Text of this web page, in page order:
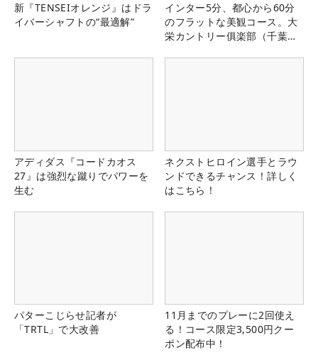
新『TENSEIオレンジ』はドラ
イバーシャフトの“最適解”
インター5分、都心から60分
のフラットな美観コース。大
栄カントリー俱楽部（千葉
アディダス『コードカオス
27』は強烈な蹴りでパワーを
生む
ネクストヒロイン選手とラウ
ンドできるチャンス！詳しく
はこちら！
パターこじらせ記者が
「TRTL」で大改善
11月までのプレーに2回使え
る！コース限定3,500円クー
ポン配布中！